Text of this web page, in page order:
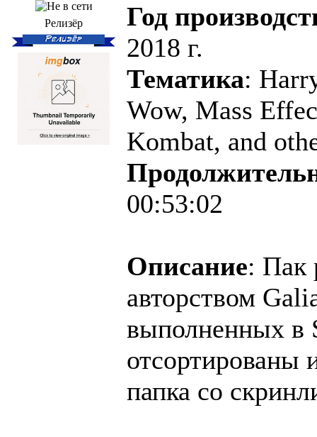
Релизёр
Год
2018 г.
Тематика:
Wow, Mass
Kombat, and
00:53:02
Описание: Пак
авторством
выполненных в
отсортированы
папка со